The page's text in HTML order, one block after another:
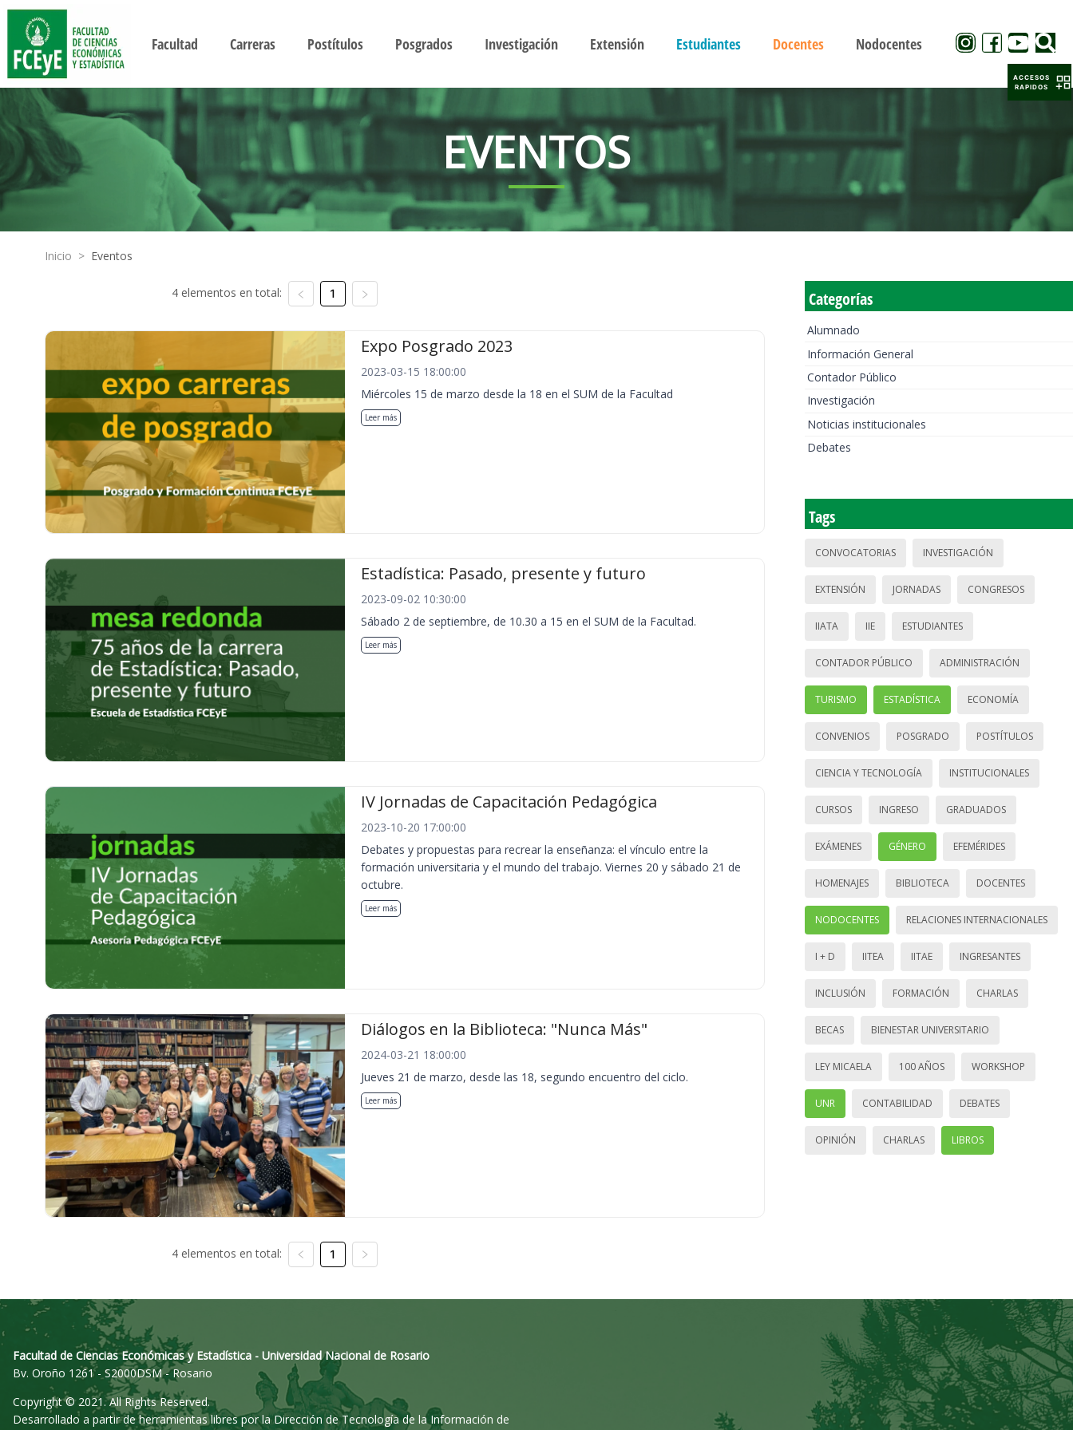
Facultad Carreras Postítulos Posgrados Investigación Extensión Estudiantes Docentes Nodocentes
EVENTOS
Inicio > Eventos
4 elementos en total: 1
Expo Posgrado 2023
2023-03-15 18:00:00
Miércoles 15 de marzo desde la 18 en el SUM de la Facultad
Leer más
Estadística: Pasado, presente y futuro
2023-09-02 10:30:00
Sábado 2 de septiembre, de 10.30 a 15 en el SUM de la Facultad.
Leer más
IV Jornadas de Capacitación Pedagógica
2023-10-20 17:00:00
Debates y propuestas para recrear la enseñanza: el vínculo entre la
formación universitaria y el mundo del trabajo. Viernes 20 y sábado 21 de
octubre.
Leer más
Diálogos en la Biblioteca: "Nunca Más"
2024-03-21 18:00:00
Jueves 21 de marzo, desde las 18, segundo encuentro del ciclo.
Leer más
4 elementos en total: 1
Categorías
Alumnado
Información General
Contador Público
Investigación
Noticias institucionales
Debates
Tags
CONVOCATORIAS INVESTIGACIÓN
EXTENSIÓN JORNADAS CONGRESOS
IIATA IIE ESTUDIANTES
CONTADOR PÚBLICO ADMINISTRACIÓN
TURISMO ESTADÍSTICA ECONOMÍA
CONVENIOS POSGRADO POSTÍTULOS
CIENCIA Y TECNOLOGÍA INSTITUCIONALES
CURSOS INGRESO GRADUADOS
EXÁMENES GÉNERO EFEMÉRIDES
HOMENAJES BIBLIOTECA DOCENTES
NODOCENTES RELACIONES INTERNACIONALES
I + D IITEA IITAE INGRESANTES
INCLUSIÓN FORMACIÓN CHARLAS
BECAS BIENESTAR UNIVERSITARIO
LEY MICAELA 100 AÑOS WORKSHOP
UNR CONTABILIDAD DEBATES
OPINIÓN CHARLAS LIBROS
Facultad de Ciencias Económicas y Estadística - Universidad Nacional de Rosario
Bv. Oroño 1261 - S2000DSM - Rosario
Copyright © 2021. All Rights Reserved.
Desarrollado a partir de herramientas libres por la Dirección de Tecnología de la Información de
ACCESOS
RAPIDOS